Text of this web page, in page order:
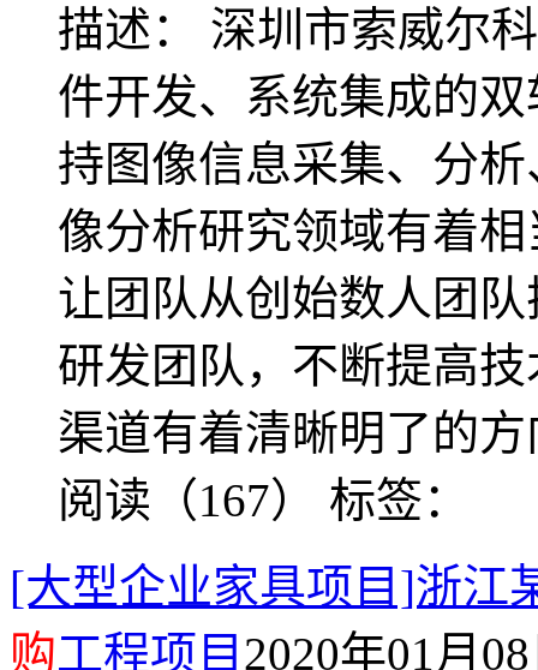
描述： 深圳市索威尔
件开发、系统集成的
持图像信息采集、分
像分析研究领域有着
让团队从创始数人团
研发团队，不断提高
渠道有着清晰明了的
阅读（167） 标签：
[大型企业家具项目]浙江
购工程项目 2020年01月